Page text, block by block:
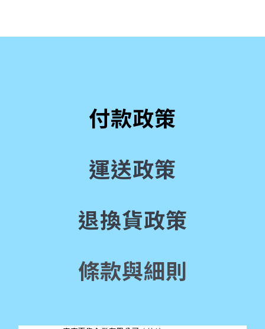
付款政策
運送政策
退換貨政策
條款與細則